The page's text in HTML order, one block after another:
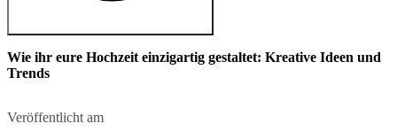
Wie ihr eure Hochzeit einzigartig gestaltet: Kreative Ideen und
Trends
Veröffentlicht am